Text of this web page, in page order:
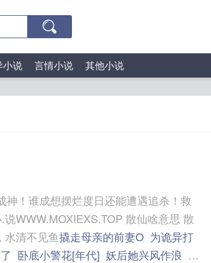
小说 言情小说 其他小说
！谁成想摆烂度日还能遭遇追杀！救
散仙啥意思 散
清不见鱼撬走母亲的前妻O 为诡异打
卧底小警花[年代] 妖后她兴风作浪 路